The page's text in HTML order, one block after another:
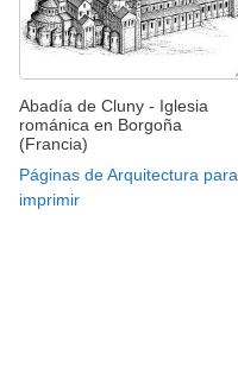
Abadía de Cluny - Iglesia
románica en Borgoña
(Francia)
Páginas de Arquitectura para
imprimir